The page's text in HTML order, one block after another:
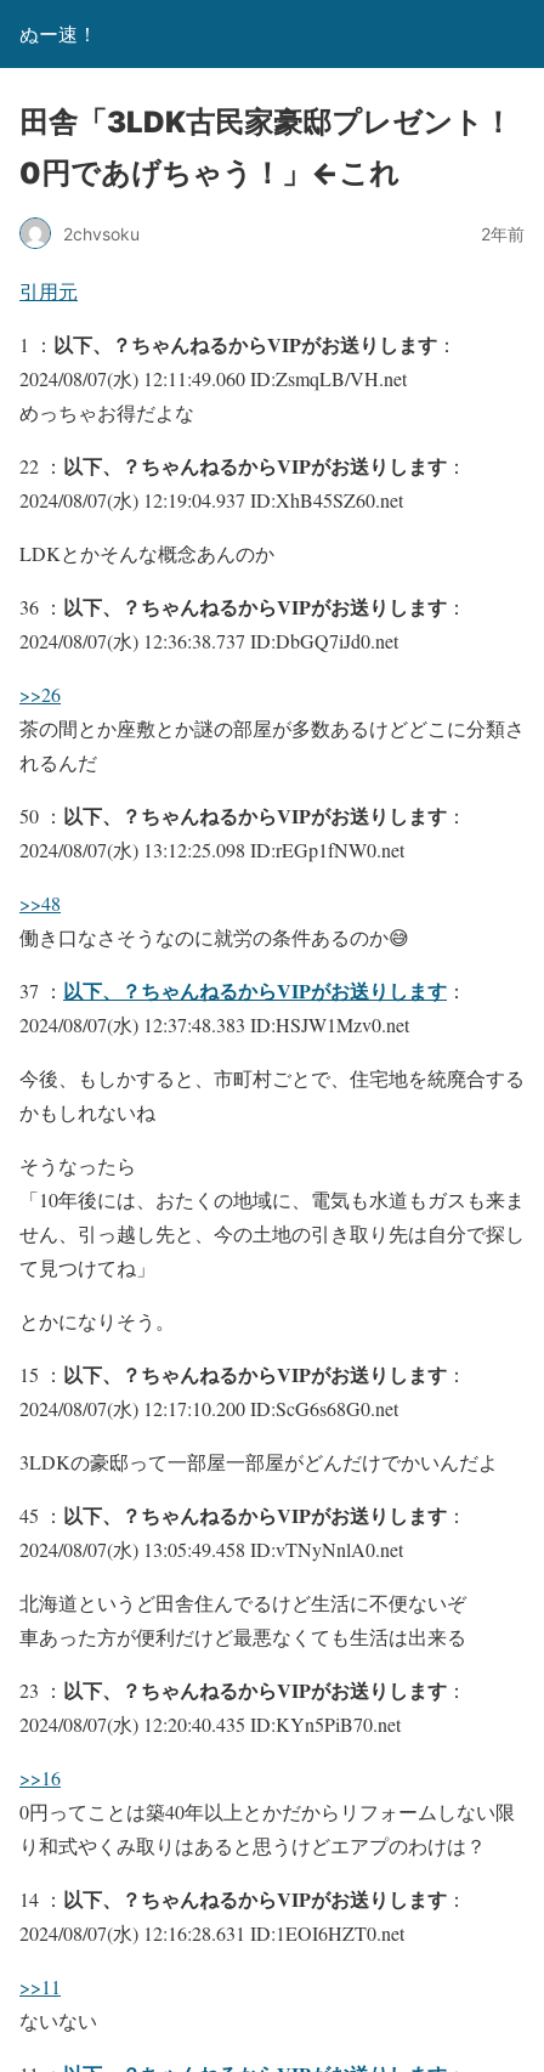
ぬー速！
田舎「3LDK古民家豪邸プレゼント！
0円であげちゃう！」←これ
2chvsoku 2年前
引用元
1 ： 以下、？ちゃんねるからVIPがお送りします ：
2024/08/07(水) 12:11:49.060 ID:ZsmqLB/VH.net
めっちゃお得だよな
22 ： 以下、？ちゃんねるからVIPがお送りします ：
2024/08/07(水) 12:19:04.937 ID:XhB45SZ60.net
LDKとかそんな概念あんのか
36 ： 以下、？ちゃんねるからVIPがお送りします ：
2024/08/07(水) 12:36:38.737 ID:DbGQ7iJd0.net
>>26
茶の間とか座敷とか謎の部屋が多数あるけどどこに分類さ
れるんだ
50 ： 以下、？ちゃんねるからVIPがお送りします ：
2024/08/07(水) 13:12:25.098 ID:rEGp1fNW0.net
>>48
働き口なさそうなのに就労の条件あるのか😅
37 ： 以下、？ちゃんねるからVIPがお送りします ：
2024/08/07(水) 12:37:48.383 ID:HSJW1Mzv0.net
今後、もしかすると、市町村ごとで、住宅地を統廃合する
かもしれないね
そうなったら
「10年後には、おたくの地域に、電気も水道もガスも来ま
せん、引っ越し先と、今の土地の引き取り先は自分で探し
て見つけてね」
とかになりそう。
15 ： 以下、？ちゃんねるからVIPがお送りします ：
2024/08/07(水) 12:17:10.200 ID:ScG6s68G0.net
3LDKの豪邸って一部屋一部屋がどんだけでかいんだよ
45 ： 以下、？ちゃんねるからVIPがお送りします ：
2024/08/07(水) 13:05:49.458 ID:vTNyNnlA0.net
北海道というど田舎住んでるけど生活に不便ないぞ
車あった方が便利だけど最悪なくても生活は出来る
23 ： 以下、？ちゃんねるからVIPがお送りします ：
2024/08/07(水) 12:20:40.435 ID:KYn5PiB70.net
>>16
0円ってことは築40年以上とかだからリフォームしない限
り和式やくみ取りはあると思うけどエアプのわけは？
14 ： 以下、？ちゃんねるからVIPがお送りします ：
2024/08/07(水) 12:16:28.631 ID:1EOI6HZT0.net
>>11
ないない